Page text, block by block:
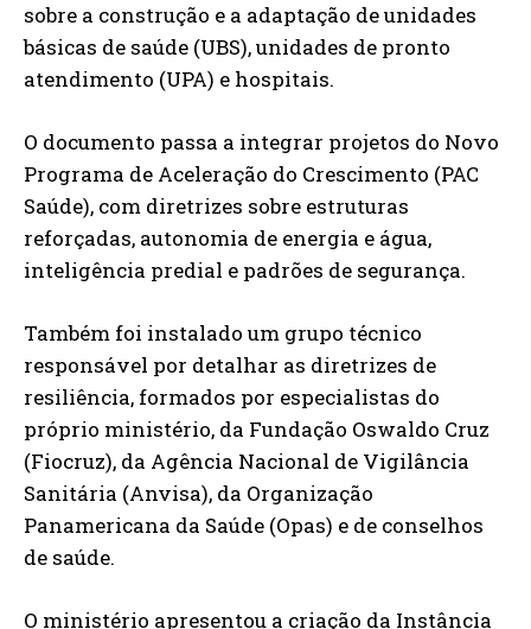
sobre a construção e a adaptação de unidades
básicas de saúde (UBS), unidades de pronto
atendimento (UPA) e hospitais.
O documento passa a integrar projetos do Novo
Programa de Aceleração do Crescimento (PAC
Saúde), com diretrizes sobre estruturas
reforçadas, autonomia de energia e água,
inteligência predial e padrões de segurança.
Também foi instalado um grupo técnico
responsável por detalhar as diretrizes de
resiliência, formados por especialistas do
próprio ministério, da Fundação Oswaldo Cruz
(Fiocruz), da Agência Nacional de Vigilância
Sanitária (Anvisa), da Organização
Panamericana da Saúde (Opas) e de conselhos
de saúde.
O ministério apresentou a criação da Instância